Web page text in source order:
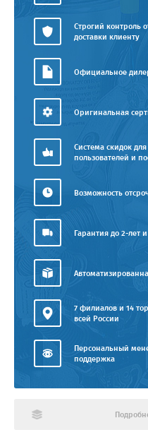
Строгий контроль
доставки клиенту
Официальное
Оригинальная
Система скидок
пользователей и
Возможность
Гарантия до 2-лет
7 филиалов и 14
всей России
Персональный
поддержка